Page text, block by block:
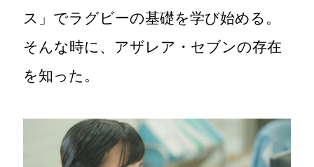
ス」でラグビーの基礎を学び始める。
そんな時に、アザレア・セブンの存在
を知った。